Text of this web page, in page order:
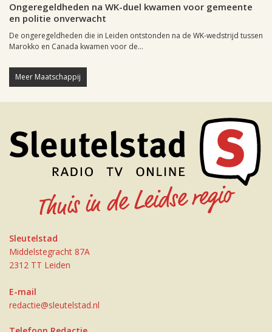
Ongeregeldheden na WK-duel kwamen voor gemeente
en politie onverwacht
De ongeregeldheden die in Leiden ontstonden na de WK-wedstrijd tussen
Marokko en Canada kwamen voor de...
Meer Maatschappij
Sleutelstad
Middelstegracht 87A
2312 TT Leiden
E-mail
redactie@sleutelstad.nl